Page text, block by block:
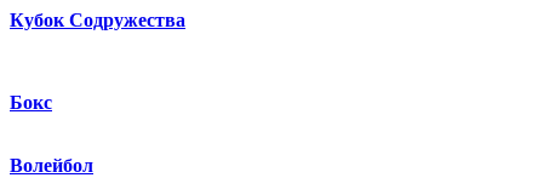
Кубок Содружества
Бокс
Волейбол